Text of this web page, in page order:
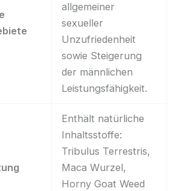
allgemeiner
sexueller
Unzufriedenheit
sowie Steigerung
der männlichen
Leistungsfähigkeit.
Enthält natürliche
Inhaltsstoffe:
Tribulus Terrestris,
Maca Wurzel,
Horny Goat Weed